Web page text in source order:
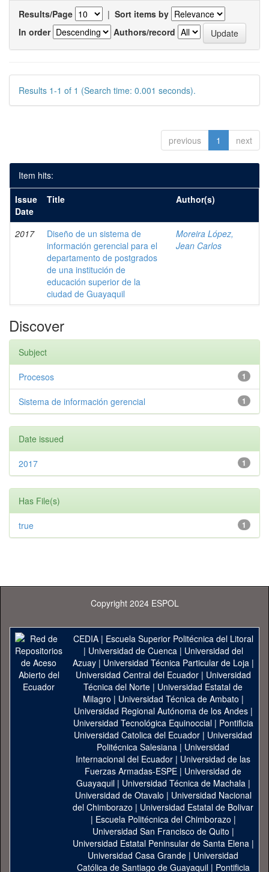
Results/Page | Sort items by
In order
Authors/record
Results 1-1 of 1 (Search time: 0.001 seconds).
previous 1 next
Item hits:
Issue
Date
Title Author(s)
2017
Diseño de un sistema de
información gerencial para el
departamento de postgrados
de una institución de
educación superior de la
ciudad de Guayaquil
Moreira López,
Jean Carlos
Discover
Subject
1
Procesos
1
Sistema de información gerencial
Date issued
1
2017
Has File(s)
1
true
Copyright 2024 ESPOL
CEDIA| Escuela Superior Politécnica del Litoral
| Universidad de Cuenca| Universidad del
Azuay| Universidad Técnica Particular de Loja|
Universidad Central del Ecuador| Universidad
Técnica del Norte | Universidad Estatal de
Milagro | Universidad Técnica de Ambato |
Universidad Regional Autónoma de los Andes|
Universidad Tecnológica Equinoccial| Pontificia
Universidad Catolica del Ecuador | Universidad
Politécnica Salesiana | Universidad
Internacional del Ecuador | Universidad de las
Fuerzas Armadas-ESPE | Universidad de
Guayaquil| Universidad Técnica de Machala|
Universidad de Otavalo | Universidad Nacional
del Chimborazo | Universidad Estatal de Bolivar
| Escuela Politécnica del Chimborazo |
Universidad San Francisco de Quito |
Universidad Estatal Peninsular de Santa Elena|
Universidad Casa Grande | Universidad
Católica de Santiago de Guayaquil| Pontificia